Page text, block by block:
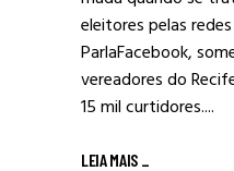
eleitores pelas
ParlaFacebook,
vereadores do
15 mil curtidores....
LEIA MAIS _